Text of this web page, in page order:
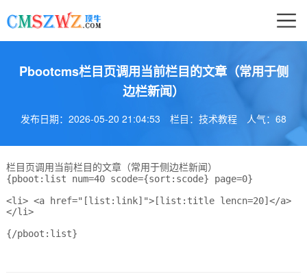
Pbootcms栏目页调用当前栏目的文章（常用于侧
边栏新闻）
发布日期：2026-05-20 21:04:53 栏目：技术教程 人气： 68
栏目页调用当前栏目的文章（常用于侧边栏新闻）
{pboot:list num=40 scode={sort:scode} page=0}
<li> <a href="[list:link]">[list:title lencn=20]</a>
</li>
{/pboot:list}